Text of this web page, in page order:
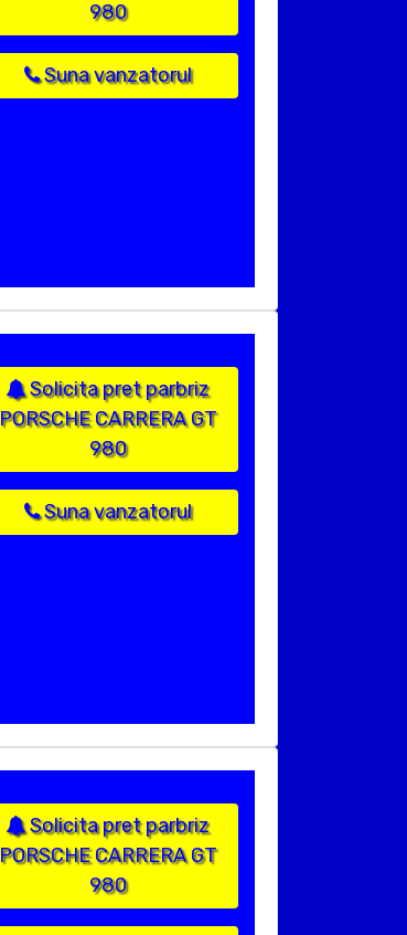
980
Suna vanzatorul
Solicita pret parbriz
PORSCHE CARRERA GT
980
Suna vanzatorul
Solicita pret parbriz
PORSCHE CARRERA GT
980